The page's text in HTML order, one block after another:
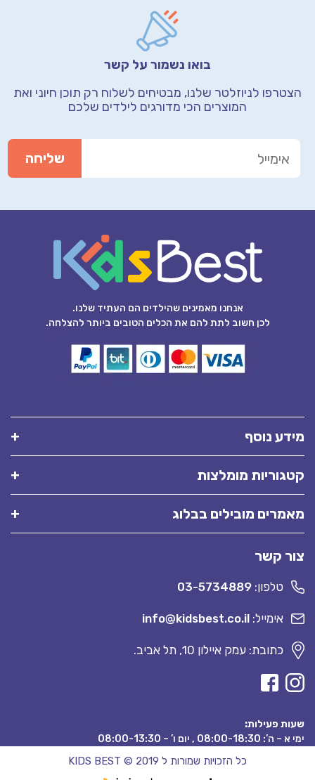
בואו נשמור על קשר
הצטרפו לניוזלטר שלנו, מבטיחים לשלוח רק תוכן חיוני ואת
המוצרים הכי מדורגים לילדים שלכם
אנחנו מאמינים שהילדים הם העתיד שלנו.
לכן חשוב לתת להם את הכלים הטובים ביותר להצלחה.
מידע נוסף
קטגוריות מומלצות
מאמרים מובילים בבלוג
צור קשר
טלפון: 03-5734889
אימייל: info@kidsbest.co.il
כתובת: עמק איילון 10, תל אביב.
שעות פעילות:
ימי א – ה’: 08:00-18:30 , יום ו’ – 08:00-13:30
כל הזכויות שמורות ל KIDS BEST © 2019